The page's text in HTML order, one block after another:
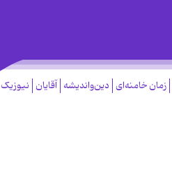
زمان خامنه‌ای دین‌واندیشه آقایان نیوزیک